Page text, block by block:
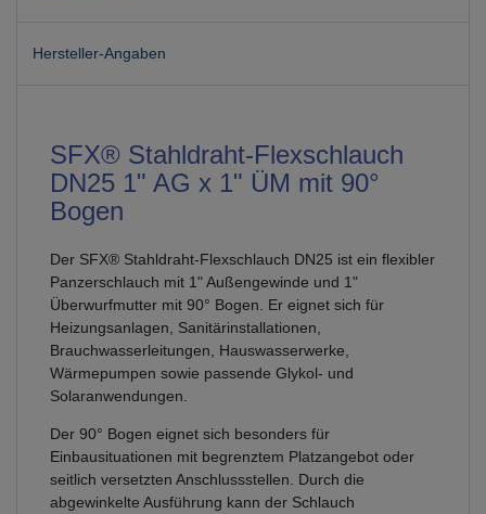
Hersteller-Angaben
SFX® Stahldraht-Flexschlauch
DN25 1" AG x 1" ÜM mit 90°
Bogen
Der SFX® Stahldraht-Flexschlauch DN25 ist ein flexibler
Panzerschlauch mit 1" Außengewinde und 1"
Überwurfmutter mit 90° Bogen. Er eignet sich für
Heizungsanlagen, Sanitärinstallationen,
Brauchwasserleitungen, Hauswasserwerke,
Wärmepumpen sowie passende Glykol- und
Solaranwendungen.
Der 90° Bogen eignet sich besonders für
Einbausituationen mit begrenztem Platzangebot oder
seitlich versetzten Anschlussstellen. Durch die
abgewinkelte Ausführung kann der Schlauch